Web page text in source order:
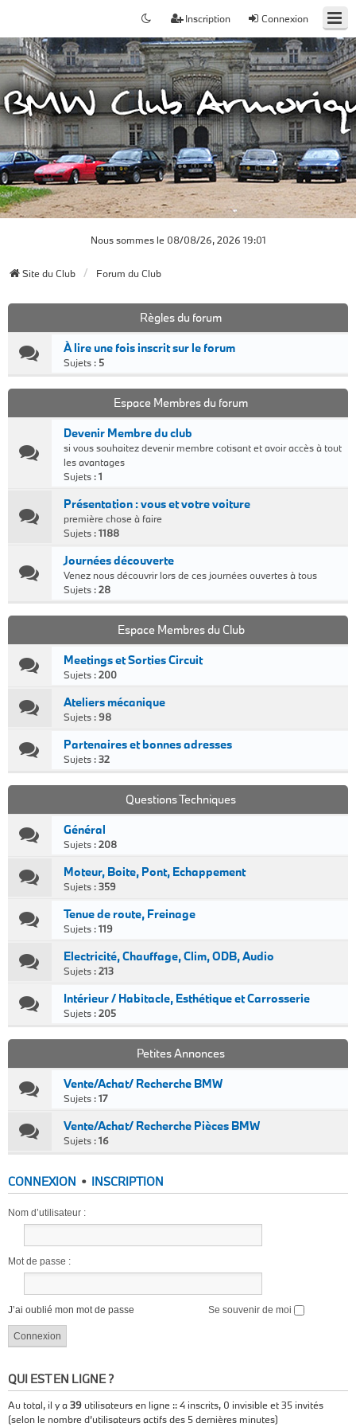
Connexion
Inscription
Nous sommes le 08/08/26, 2026 19:01
Site du Club Forum du Club
Règles du forum
À lire une fois inscrit sur le forum
Sujets : 5
Espace Membres du forum
Devenir Membre du club
si vous souhaitez devenir membre cotisant et avoir accès à tout
les avantages
Sujets :1
Présentation : vous et votre voiture
première chose à faire
Sujets :1188
Journées découverte
Venez nous découvrir lors de ces journées ouvertes à tous
Sujets :28
Espace Membres du Club
Meetings et Sorties Circuit
Sujets :200
Ateliers mécanique
Sujets :98
Partenaires et bonnes adresses
Sujets :32
Questions Techniques
Général
Sujets :208
Moteur, Boite, Pont, Echappement
Sujets :359
Tenue de route, Freinage
Sujets :119
Electricité, Chauffage, Clim, ODB, Audio
Sujets :213
Intérieur / Habitacle, Esthétique et Carrosserie
Sujets :205
Petites Annonces
Vente/Achat/ Recherche BMW
Sujets :17
Vente/Achat/ Recherche Pièces BMW
Sujets :16
CONNEXION • INSCRIPTION
Nom d’utilisateur :
Mot de passe :
J’ai oublié mon mot de passe Se souvenir de moi
QUI EST EN LIGNE ?
Au total, il y a39 utilisateurs en ligne :: 4 inscrits, 0 invisible et 35 invités
(selon le nombre d’utilisateurs actifs des 5 dernières minutes)